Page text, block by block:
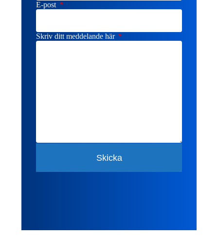
E-post
Skriv ditt meddelande här
Skicka